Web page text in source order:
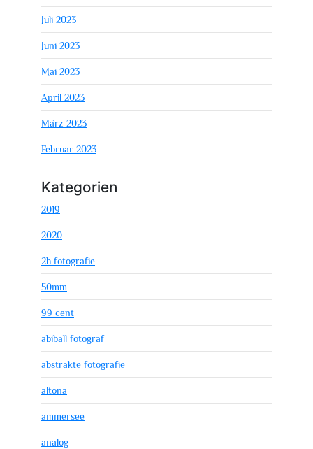
Juli 2023
Juni 2023
Mai 2023
April 2023
März 2023
Februar 2023
Kategorien
2019
2020
2h fotografie
50mm
99 cent
abiball fotograf
abstrakte fotografie
altona
ammersee
analog